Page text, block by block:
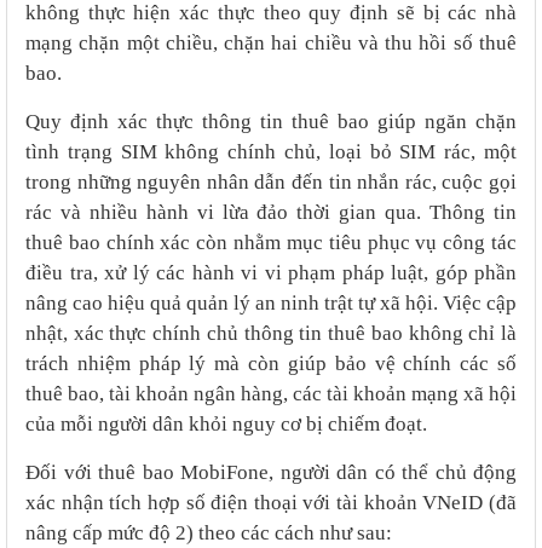
không thực hiện xác thực theo quy định sẽ bị các nhà
mạng chặn một chiều, chặn hai chiều và thu hồi số thuê
bao.
Quy định xác thực thông tin thuê bao giúp ngăn chặn
tình trạng SIM không chính chủ, loại bỏ SIM rác, một
trong những nguyên nhân dẫn đến tin nhắn rác, cuộc gọi
rác và nhiều hành vi lừa đảo thời gian qua. Thông tin
thuê bao chính xác còn nhằm mục tiêu phục vụ công tác
điều tra, xử lý các hành vi vi phạm pháp luật, góp phần
nâng cao hiệu quả quản lý an ninh trật tự xã hội. Việc cập
nhật, xác thực chính chủ thông tin thuê bao không chỉ là
trách nhiệm pháp lý mà còn giúp bảo vệ chính các số
thuê bao, tài khoản ngân hàng, các tài khoản mạng xã hội
của mỗi người dân khỏi nguy cơ bị chiếm đoạt.
Đối với thuê bao MobiFone, người dân có thể chủ động
xác nhận tích hợp số điện thoại với tài khoản VNeID (đã
nâng cấp mức độ 2) theo các cách như sau: